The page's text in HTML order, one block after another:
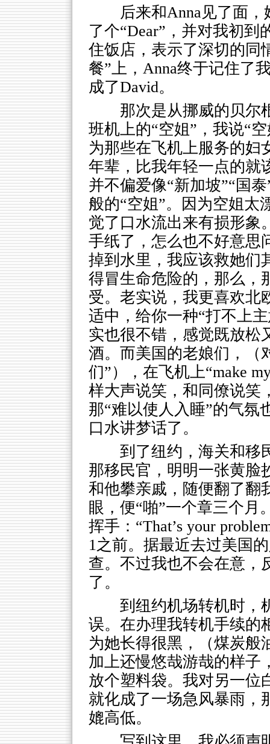
后来和Anna见了面
了个“Dear”，并对我初到
住饭店，表示了深切的同
餐”上，Anna终于记住了
成了David。
那次是从挪威的贝尔
班机上的“空姐”，我说“
为那些在飞机上服务的妇
年辈，比我年轻一点的就
并不偏爱像“新加坡”“国
般的“空姐”。因为空姐太
觉了口水流出来有损形象
手纸了，怎么也不好意思
掉到水里，我应该救她们
得冒生命危险的，那么，
受。老实说，我更喜欢北
适中，给你一种“打不上
实也很不错，感觉既放松
酒。而美国的老娘们，（
们”），在飞机上“make
样大声说笑，和同僚说笑
那“难以使人入睡”的气氛
口水讲梦话了。
到了纽约，海关和移
那移民官，明明一张黄脸
和他攀亲戚，随便翻了翻
眼，便“啪”一个章三个月
挥手：“That’s your
1之前。据最近去过美国
查。不过我也不会在意，
了。
到纽约机场转机时，
误。在办理我转机手续的
为她长得很黑，（煤炭般
加上还慢悠哉游哉的样子
放个塑料袋。我对另一位
就化成了一场急风暴雨，
媲高低。